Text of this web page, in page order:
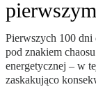
Pierwszych 100 dni
pod znakiem
energetycznej – w
zaskakująco